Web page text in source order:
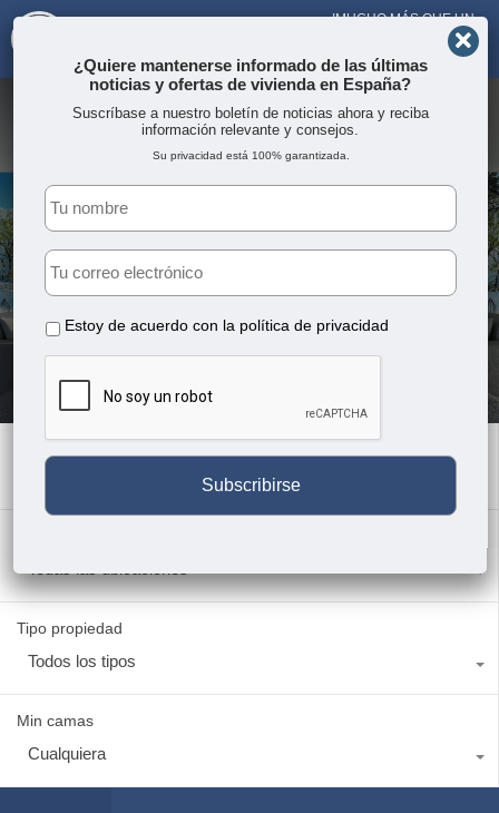
!MUCHO MÁS QUE UN
AGENTE INMOBILIARIO¡
Todas las publicaciones de la
Categoría: Sin categorizar
Tipo propiedad
Todos los tipos
Min camas
Cualquiera
¿Quiere mantenerse informado de las últimas
noticias y ofertas de vivienda en España?
Suscríbase a nuestro boletín de noticias ahora y reciba
información relevante y consejos.
Su privacidad está 100% garantizada.
Estoy de acuerdo con la política de privacidad